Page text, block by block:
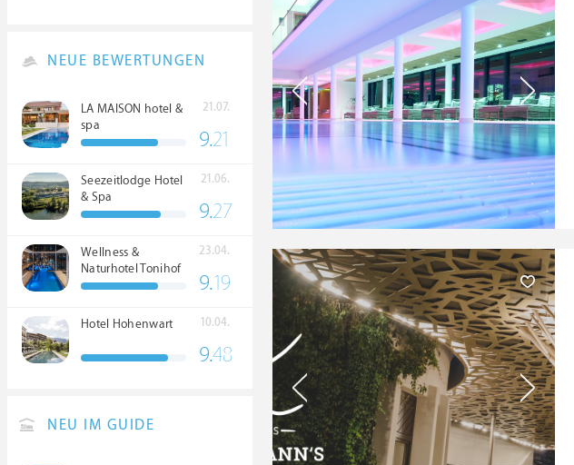
NEUE BEWERTUNGEN
LA MAISON hotel &
spa
21.07.
9.21
Seezeitlodge Hotel
& Spa
21.06.
9.27
Wellness &
Naturhotel Tonihof
****S
23.04.
9.19
Hotel Hohenwart 10.04.
9.48
NEU IM GUIDE